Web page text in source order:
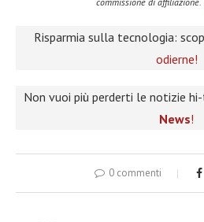
Risparmia sulla tecnologia:
odierne!
Non vuoi più perderti le notizie
News!
0 commenti